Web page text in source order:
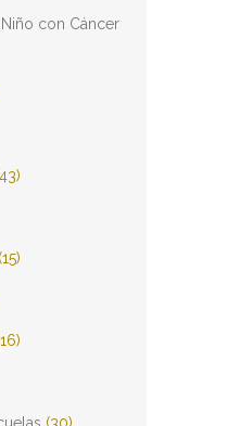
con Cáncer
(15)